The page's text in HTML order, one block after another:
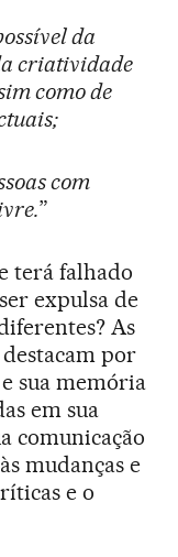
da
criatividade
como de
com
”
terá falhado
expulsa de
As
por
sua memória
em sua
comunicação
mudanças e
e o